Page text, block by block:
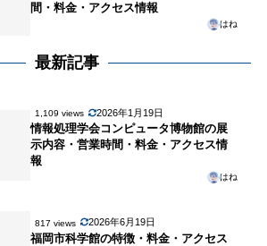
間・料金・アクセス情報
はね
最新記事
1,109 views 2026年1月19日
情報処理学会コンピュータ博物館の展
示内容・営業時間・料金・アクセス情
報
はね
817 views 2026年6月19日
福岡市科学館の特徴・料金・アクセス